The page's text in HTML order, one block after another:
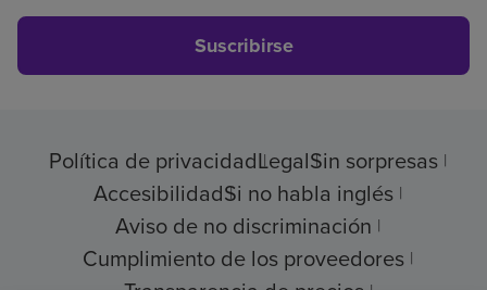
Suscribirse
Política de privacidadLegalSin sorpresas
AccesibilidadSi no habla inglés
Aviso de no discriminación
Cumplimiento de los proveedores